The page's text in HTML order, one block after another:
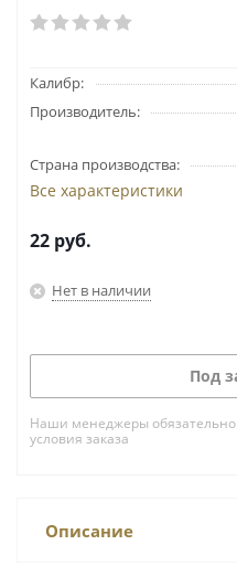
Калибр:
Производитель:
Страна производства:
Все характеристики
22 руб.
Нет в наличии
Под
Наши менеджеры обязательно
условия заказа
Описание